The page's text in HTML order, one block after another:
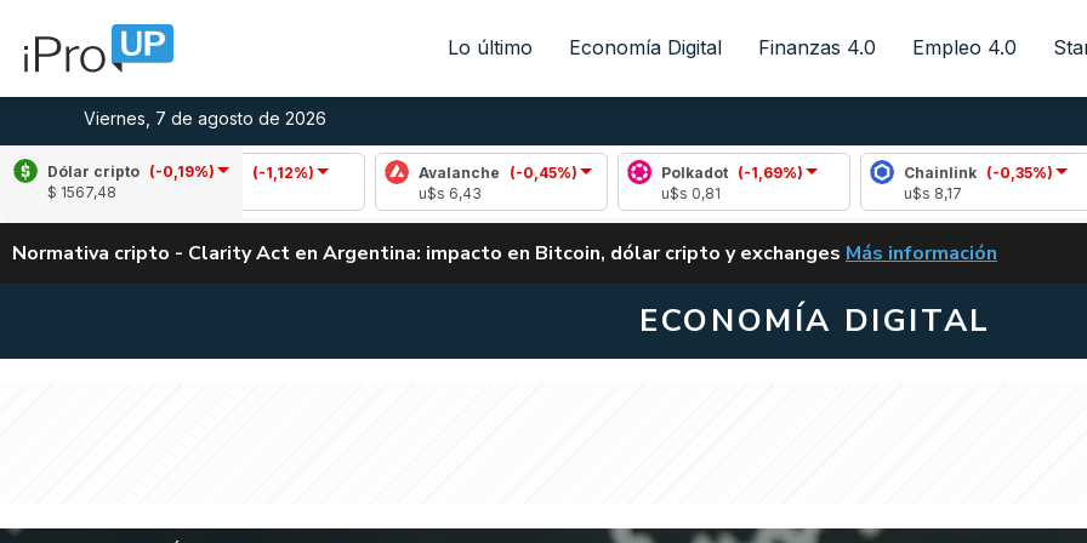
Lo último Economía Digital Finanzas 4.0 Empleo 4.0
Viernes, 7 de agosto de 2026
Dólar cripto (-0,19%)
$ 1567,48
Cardano
(-1,12%)
u$s 0,20
Avalanche (-0,45%)
Polkadot (-1,69%)
Chainlink
(-0,35%)
Normativa cripto - Clarity Act en Argentina: impacto en Bitcoin, dólar cripto y exchanges CLARITY ACT EN
Más información
ECONOMÍA DIGITAL